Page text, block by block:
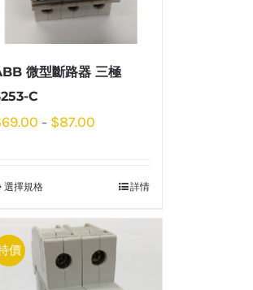
微型斷路器 三極
C
69.00 – $87.00
選擇規格 詳情
價